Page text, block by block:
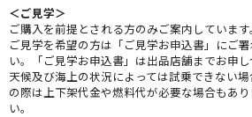
＜ご見学＞
ご購入を前提とされる方のみご案内しています。
ご見学を希望の方は「ご見学お申込書」にご
い。「ご見学お申込書」は出品店舗までお申し
天候及び海上の状況によっては試乗できない
の際は上下架代金や燃料代が必要な場合もあ
い。